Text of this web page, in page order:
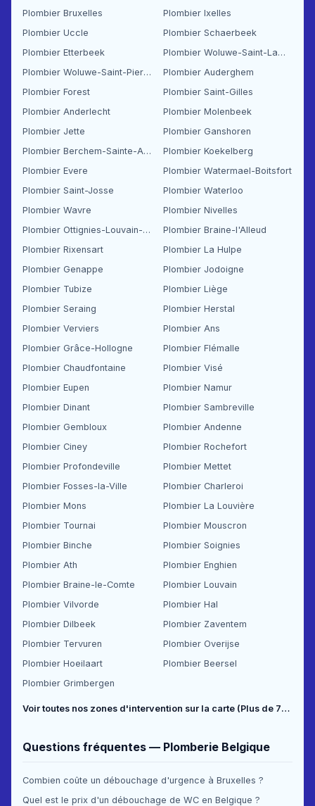
Plombier Bruxelles
Plombier Ixelles
Plombier Uccle
Plombier Schaerbeek
Plombier Etterbeek
Plombier Woluwe-Saint-Lambert
Plombier Woluwe-Saint-Pierre
Plombier Auderghem
Plombier Forest
Plombier Saint-Gilles
Plombier Anderlecht
Plombier Molenbeek
Plombier Jette
Plombier Ganshoren
Plombier Berchem-Sainte-Agathe
Plombier Koekelberg
Plombier Evere
Plombier Watermael-Boitsfort
Plombier Saint-Josse
Plombier Waterloo
Plombier Wavre
Plombier Nivelles
Plombier Ottignies-Louvain-la-Neuve
Plombier Braine-l'Alleud
Plombier Rixensart
Plombier La Hulpe
Plombier Genappe
Plombier Jodoigne
Plombier Tubize
Plombier Liège
Plombier Seraing
Plombier Herstal
Plombier Verviers
Plombier Ans
Plombier Grâce-Hollogne
Plombier Flémalle
Plombier Chaudfontaine
Plombier Visé
Plombier Eupen
Plombier Namur
Plombier Dinant
Plombier Sambreville
Plombier Gembloux
Plombier Andenne
Plombier Ciney
Plombier Rochefort
Plombier Profondeville
Plombier Mettet
Plombier Fosses-la-Ville
Plombier Charleroi
Plombier Mons
Plombier La Louvière
Plombier Tournai
Plombier Mouscron
Plombier Binche
Plombier Soignies
Plombier Ath
Plombier Enghien
Plombier Braine-le-Comte
Plombier Louvain
Plombier Vilvorde
Plombier Hal
Plombier Dilbeek
Plombier Zaventem
Plombier Tervuren
Plombier Overijse
Plombier Hoeilaart
Plombier Beersel
Plombier Grimbergen
Voir toutes nos zones d'intervention sur la carte (Plus de 70 communes couvertes) →
Questions fréquentes — Plomberie Belgique
Combien coûte un débouchage d'urgence à Bruxelles ?
Quel est le prix d'un débouchage de WC en Belgique ?